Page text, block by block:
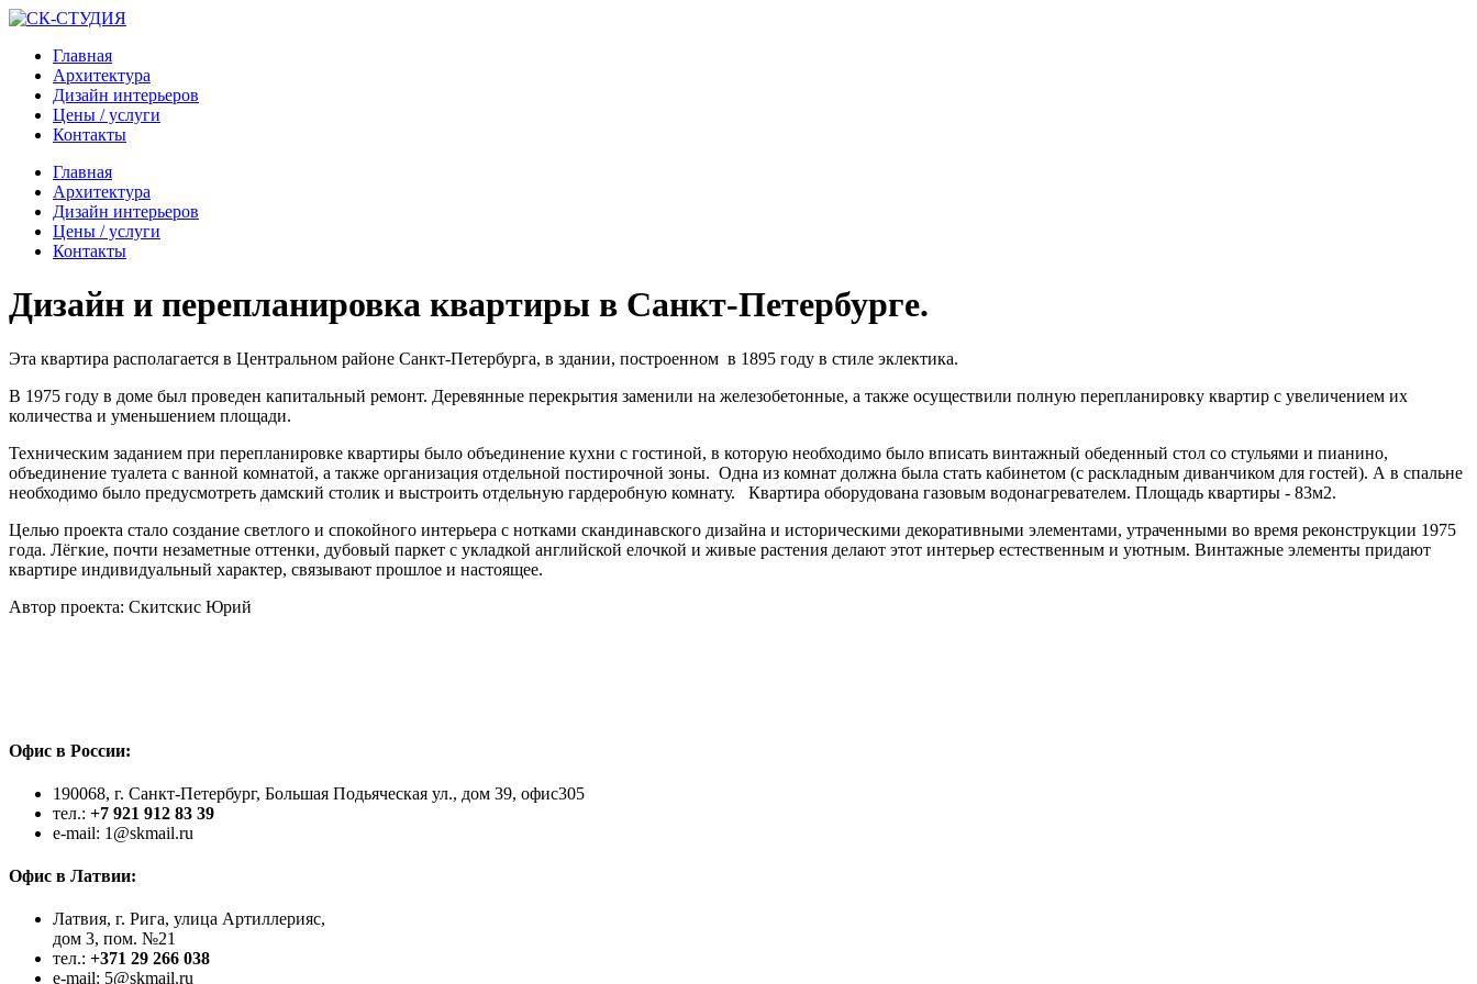
Главная
Архитектура
Дизайн интерьеров
Цены / услуги
Контакты
Главная
Архитектура
Дизайн интерьеров
Цены / услуги
Контакты
Дизайн и перепланировка квартиры в Санкт-Петербурге.
Эта квартира располагается в Центральном районе Санкт-Петербурга, в здании, построенном в 1895 году в стиле эклектика.
В 1975 году в доме был проведен капитальный ремонт. Деревянные перекрытия заменили на железобетонные, а также осуществили полную перепланировку квартир с увеличением их
количества и уменьшением площади.
Техническим заданием при перепланировке квартиры было объединение кухни с гостиной, в которую необходимо было вписать винтажный обеденный стол со стульями и пианино,
объединение туалета с ванной комнатой, а также организация отдельной постирочной зоны. Одна из комнат должна была стать кабинетом (с раскладным диванчиком для гостей). А в спальне
необходимо было предусмотреть дамский столик и выстроить отдельную гардеробную комнату. Квартира оборудована газовым водонагревателем. Площадь квартиры - 83м2.
Целью проекта стало создание светлого и спокойного интерьера с нотками скандинавского дизайна и историческими декоративными элементами, утраченными во время реконструкции 1975
года. Лёгкие, почти незаметные оттенки, дубовый паркет с укладкой английской елочкой и живые растения делают этот интерьер естественным и уютным. Винтажные элементы придают
квартире индивидуальный характер, связывают прошлое и настоящее.
Автор проекта: Скитскис Юрий
Офис в России:
190068, г. Санкт-Петербург, Большая Подьяческая ул., дом 39, офис305
тел.: +7 921 912 83 39
e-mail: 1@skmail.ru
Офис в Латвии:
Латвия, г. Рига, улица Артиллерияс,
дом 3, пом. №21
тел.: +371 29 266 038
e-mail: 5@skmail.ru